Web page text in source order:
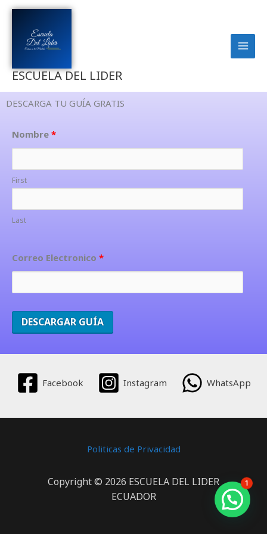
contenido
ESCUELA DEL LIDER
DESCARGA TU GUÍA GRATIS
Nombre *
First
Last
Correo Electronico *
Facebook Instagram WhatsApp
Politicas de Privacidad
Copyright © 2026 ESCUELA DEL LIDER
ECUADOR
1